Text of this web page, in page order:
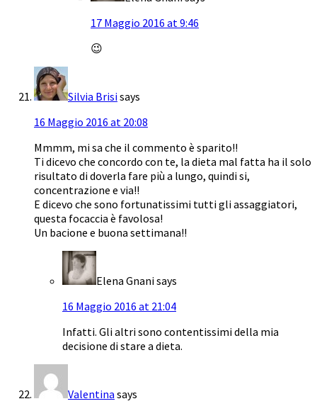
17 Maggio 2016 at 9:46
😉
Silvia Brisisays
16 Maggio 2016 at 20:08
Mmmm, mi sa che il commento è sparito!!
Ti dicevo che concordo con te, la dieta mal fatta ha il solo
risultato di doverla fare più a lungo, quindi si,
concentrazione e via!!
E dicevo che sono fortunatissimi tutti gli assaggiatori,
questa focaccia è favolosa!
Un bacione e buona settimana!!
Elena Gnanisays
16 Maggio 2016 at 21:04
Infatti. Gli altri sono contentissimi della mia
decisione di stare a dieta.
Valentina says